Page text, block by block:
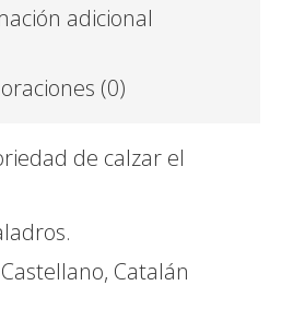
adicional
(0)
de calzar el
Castellano, Catalán